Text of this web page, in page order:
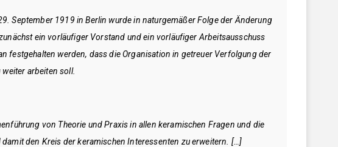
September 1919 in Berlin wurde in naturgemäßer Folge der Änderung
ein vorläufiger Vorstand und ein vorläufiger Arbeitsausschuss
festgehalten werden, dass die Organisation in getreuer Verfolgung der
arbeiten soll.
von Theorie und Praxis in allen keramischen Fragen und die
den Kreis der keramischen Interessenten zu erweitern. […]